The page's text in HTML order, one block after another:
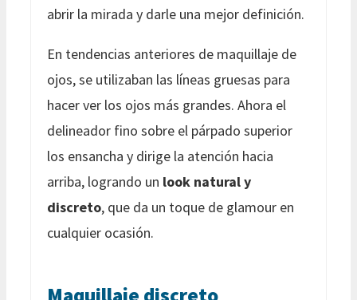
abrir la mirada y darle una mejor definición.
En tendencias anteriores de maquillaje de
ojos, se utilizaban las líneas gruesas para
hacer ver los ojos más grandes. Ahora el
delineador fino sobre el párpado superior
los ensancha y dirige la atención hacia
arriba, logrando un look natural y
discreto, que da un toque de glamour en
cualquier ocasión.